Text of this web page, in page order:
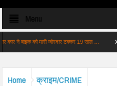
Menu
बाइक को मारी जोरदार टक्कर 19 साल … बड़ी
Home क्राइम/CRIME